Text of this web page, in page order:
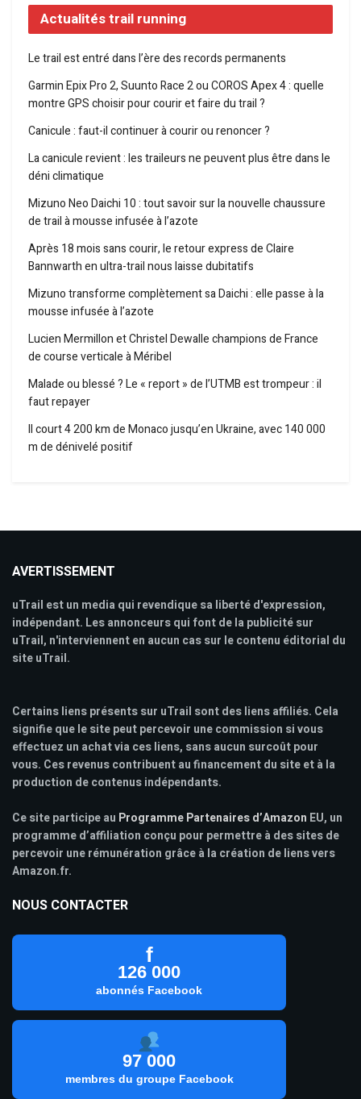
Actualités trail running
Le trail est entré dans l’ère des records permanents
Garmin Epix Pro 2, Suunto Race 2 ou COROS Apex 4 : quelle
montre GPS choisir pour courir et faire du trail ?
Canicule : faut-il continuer à courir ou renoncer ?
La canicule revient : les traileurs ne peuvent plus être dans le
déni climatique
Mizuno Neo Daichi 10 : tout savoir sur la nouvelle chaussure
de trail à mousse infusée à l’azote
Après 18 mois sans courir, le retour express de Claire
Bannwarth en ultra-trail nous laisse dubitatifs
Mizuno transforme complètement sa Daichi : elle passe à la
mousse infusée à l’azote
Lucien Mermillon et Christel Dewalle champions de France
de course verticale à Méribel
Malade ou blessé ? Le « report » de l’UTMB est trompeur : il
faut repayer
Il court 4 200 km de Monaco jusqu’en Ukraine, avec 140 000
m de dénivelé positif
AVERTISSEMENT
uTrail est un media qui revendique sa liberté d'expression,
indépendant. Les annonceurs qui font de la publicité sur
uTrail, n'interviennent en aucun cas sur le contenu éditorial du
site uTrail.
Certains liens présents sur uTrail sont des liens affiliés. Cela
signifie que le site peut percevoir une commission si vous
effectuez un achat via ces liens, sans aucun surcoût pour
vous. Ces revenus contribuent au financement du site et à la
production de contenus indépendants.
Ce site participe au Programme Partenaires d’Amazon EU, un
programme d’affiliation conçu pour permettre à des sites de
percevoir une rémunération grâce à la création de liens vers
Amazon.fr.
NOUS CONTACTER
f
126 000
abonnés Facebook
97 000
membres du groupe Facebook